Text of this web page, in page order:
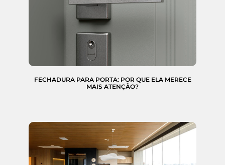
FECHADURA PARA PORTA: POR QUE ELA MERECE
MAIS ATENÇÃO?